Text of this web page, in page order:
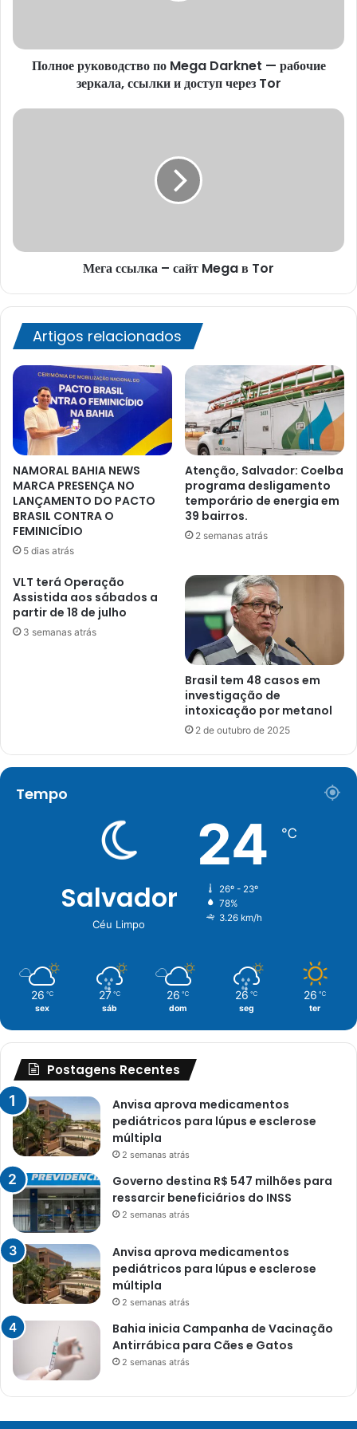
ссылки
Tor
Полное руководство по Mega Darknet — рабочие
зеркала, ссылки и доступ через Tor
Мега
Мега ссылка – сайт Mega в Tor
Artigos relacionados
NAMORAL BAHIA NEWS
MARCA PRESENÇA NO
LANÇAMENTO DO PACTO
BRASIL CONTRA O
FEMINICÍDIO
5 dias atrás
Atenção, Salvador: Coelba
programa desligamento
temporário de energia em
39 bairros.
2 semanas atrás
VLT terá Operação
Assistida aos sábados a
partir de 18 de julho
3 semanas atrás
Brasil tem 48 casos em
investigação de
intoxicação por metanol
2 de outubro de 2025
Tempo
Salvador
Céu Limpo
24 ℃
26º - 23º
78%
3.26 km/h
26 ℃
sex
27 ℃
sáb
26 ℃
dom
26 ℃
seg
26 ℃
ter
Postagens Recentes
Anvisa aprova medicamentos
pediátricos para lúpus e esclerose
múltipla
2 semanas atrás
Governo destina R$ 547 milhões para
ressarcir beneficiários do INSS
2 semanas atrás
Anvisa aprova medicamentos
pediátricos para lúpus e esclerose
múltipla
2 semanas atrás
Bahia inicia Campanha de Vacinação
Antirrábica para Cães e Gatos
2 semanas atrás